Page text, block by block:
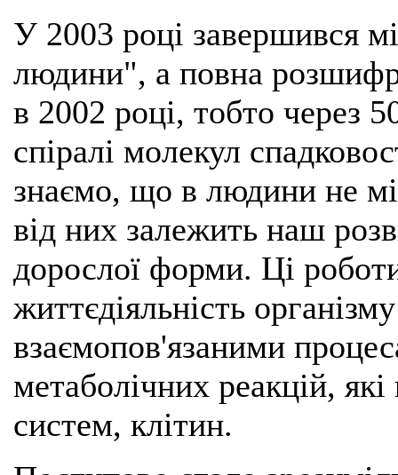
У 2003 році завершився
людини", а повна
в 2002 році, тобто через
спіралі молекул
знаємо, що в людини не
від них залежить наш
дорослої форми. Ці
життєдіяльність
взаємопов'язаними
метаболічних реакцій,
систем, клітин.